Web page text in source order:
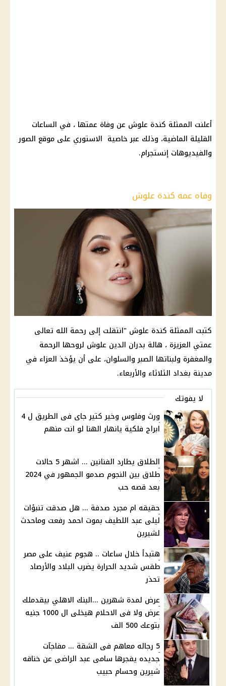
أعلنت الممثلة كندة علوش عن وفاة عمتها ، في الساعات
القليلة الماضية، وذلك عبر خاصية الاستوري على موقع الصور
والفيديوهات إنستجرام.
وفاه عمه كندة علوش
كتبت الممثلة كندة علوش "انتقلت إلى رحمة الله تعالى
عمتي العزيزة ، هالة بدران الدين علوش لروحها الرحمة
والمغفرة ولبناتها الصبر والسلوان، على أن يؤخذ العزاء في
مدينة بغداد الثلاثاء والأربعاء.
لا يفوتك
ورث وفلوس وخير كتير جاى فى الطريق ل 4
ابراج فلكية يانهار الهنا لو انت منهم
الطلاق يطارد الفنانين ... اشهر 5 حالات
طلاق بين النجوم صدمو الجمهور في 2024
بعد قصه حب
حقيقه ام مجرد صدفة ... هل صدقت تنبؤات
ليلى عبد اللطيف بموت احمد رفعت وماحدث
لشيرين
هتبدأ خلال ساعات .. هجوم عنيف على مصر
طقس شديد الحرارة يضرب البلاد والأرصاد
تحذر
عرض لمدة شهرين ...البنك الاهلي بيقدملك
عرض ولا فى الاحلام هيخلى ال 1000 جنيه
بتوعك 500 الف
5 رجاله معاهم فى الشقة ... مفاجآت
جديده يفجرها سامى عبد الراضى عن خناقه
شيرين وحسام حبيب